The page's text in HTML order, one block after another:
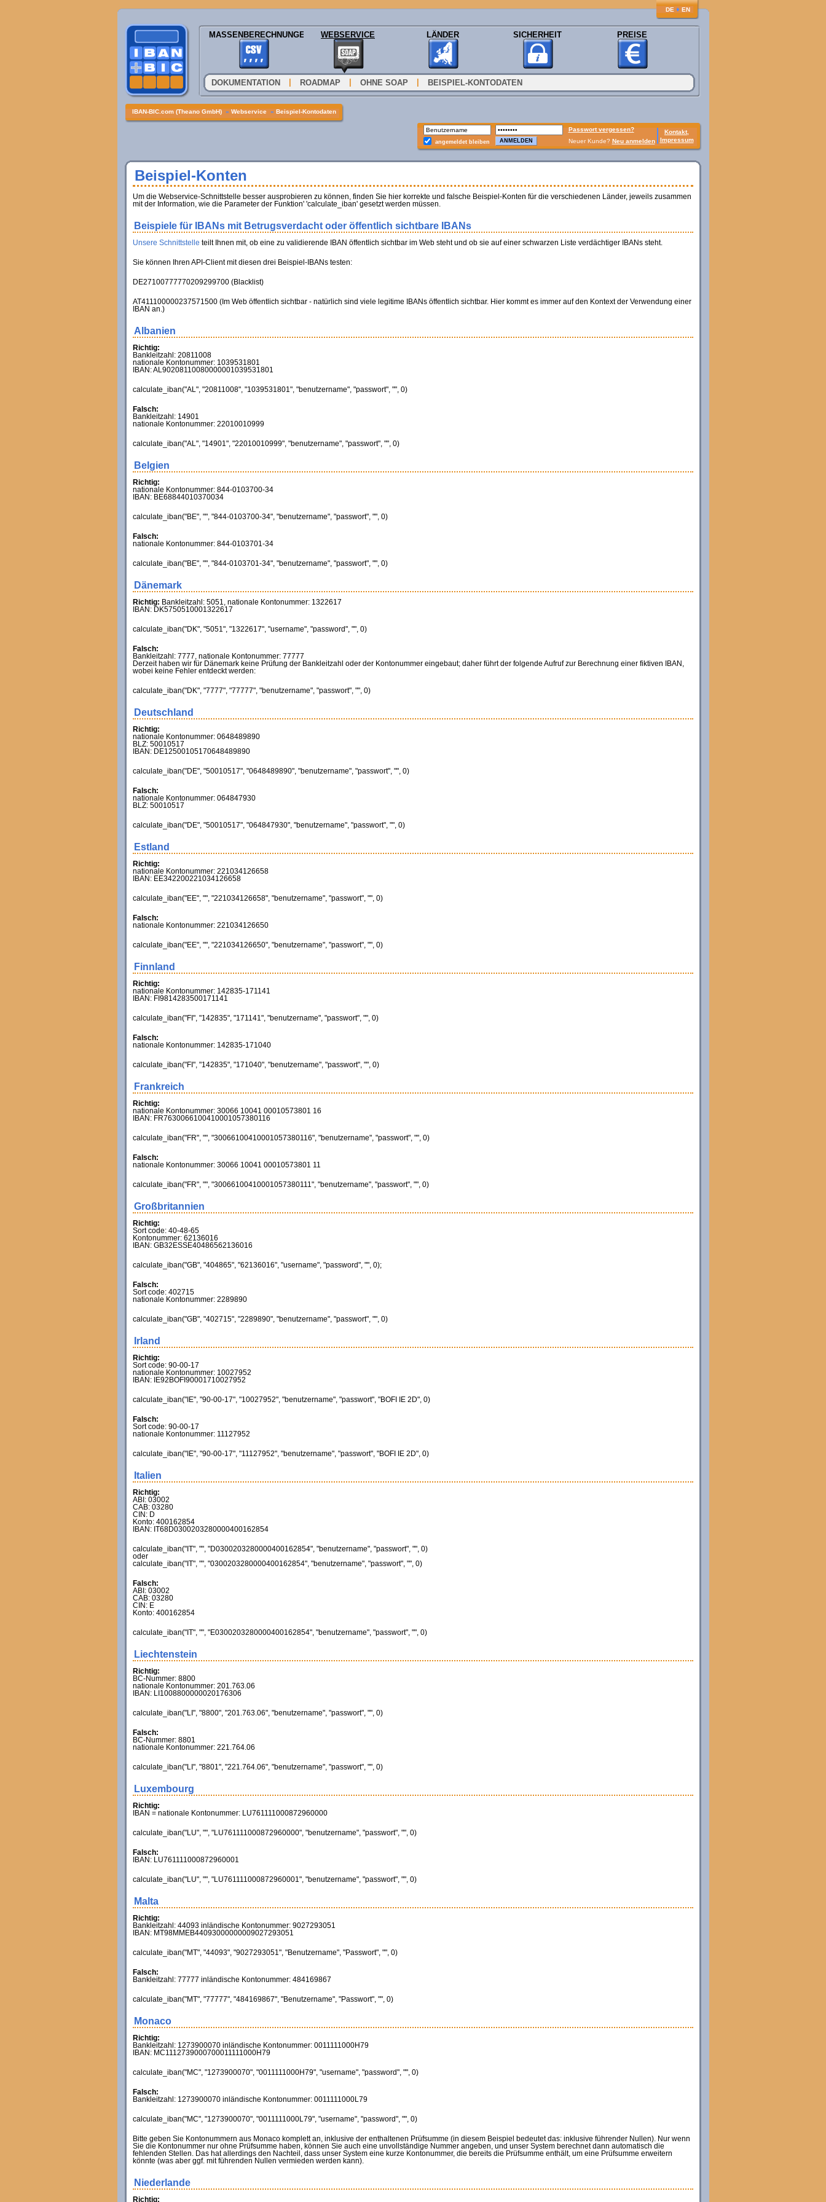
DE ♦ EN
MASSENBERECHNUNGEN WEBSERVICE LÄNDER SICHERHEIT PREISE
DOKUMENTATION ROADMAP OHNE SOAP BEISPIEL-KONTODATEN
IBAN-BIC.com (Theano GmbH) » Webservice » Beispiel-Kontodaten
Passwort vergessen?
Kontakt,
Impressum
angemeldet bleiben Neuer Kunde? Neu anmelden
Beispiel-Konten
Um die Webservice-Schnittstelle besser ausprobieren zu können, finden Sie hier korrekte und falsche Beispiel-Konten für die verschiedenen Länder, jeweils zusammen
mit der Information, wie die Parameter der Funktion' 'calculate_iban' gesetzt werden müssen.
Beispiele für IBANs mit Betrugsverdacht oder öffentlich sichtbare IBANs
Unsere Schnittstelle teilt Ihnen mit, ob eine zu validierende IBAN öffentlich sichtbar im Web steht und ob sie auf einer schwarzen Liste verdächtiger IBANs steht.
Sie können Ihren API-Client mit diesen drei Beispiel-IBANs testen:
DE27100777770209299700 (Blacklist)
AT411100000237571500 (Im Web öffentlich sichtbar - natürlich sind viele legitime IBANs öffentlich sichtbar. Hier kommt es immer auf den Kontext der Verwendung einer
IBAN an.)
Albanien
Richtig:
Bankleitzahl: 20811008
nationale Kontonummer: 1039531801
IBAN: AL90208110080000001039531801
calculate_iban("AL", "20811008", "1039531801", "benutzername", "passwort", "", 0)
Falsch:
Bankleitzahl: 14901
nationale Kontonummer: 22010010999
calculate_iban("AL", "14901", "22010010999", "benutzername", "passwort", "", 0)
Belgien
Richtig:
nationale Kontonummer: 844-0103700-34
IBAN: BE68844010370034
calculate_iban("BE", "", "844-0103700-34", "benutzername", "passwort", "", 0)
Falsch:
nationale Kontonummer: 844-0103701-34
calculate_iban("BE", "", "844-0103701-34", "benutzername", "passwort", "", 0)
Dänemark
Richtig: Bankleitzahl: 5051, nationale Kontonummer: 1322617
IBAN: DK5750510001322617
calculate_iban("DK", "5051", "1322617", "username", "password", "", 0)
Falsch:
Bankleitzahl: 7777, nationale Kontonummer: 77777
Derzeit haben wir für Dänemark keine Prüfung der Bankleitzahl oder der Kontonummer eingebaut; daher führt der folgende Aufruf zur Berechnung einer fiktiven IBAN,
wobei keine Fehler entdeckt werden:
calculate_iban("DK", "7777", "77777", "benutzername", "passwort", "", 0)
Deutschland
Richtig:
nationale Kontonummer: 0648489890
BLZ: 50010517
IBAN: DE12500105170648489890
calculate_iban("DE", "50010517", "0648489890", "benutzername", "passwort", "", 0)
Falsch:
nationale Kontonummer: 064847930
BLZ: 50010517
calculate_iban("DE", "50010517", "064847930", "benutzername", "passwort", "", 0)
Estland
Richtig:
nationale Kontonummer: 221034126658
IBAN: EE342200221034126658
calculate_iban("EE", "", "221034126658", "benutzername", "passwort", "", 0)
Falsch:
nationale Kontonummer: 221034126650
calculate_iban("EE", "", "221034126650", "benutzername", "passwort", "", 0)
Finnland
Richtig:
nationale Kontonummer: 142835-171141
IBAN: FI9814283500171141
calculate_iban("FI", "142835", "171141", "benutzername", "passwort", "", 0)
Falsch:
nationale Kontonummer: 142835-171040
calculate_iban("FI", "142835", "171040", "benutzername", "passwort", "", 0)
Frankreich
Richtig:
nationale Kontonummer: 30066 10041 00010573801 16
IBAN: FR7630066100410001057380116
calculate_iban("FR", "", "30066100410001057380116", "benutzername", "passwort", "", 0)
Falsch:
nationale Kontonummer: 30066 10041 00010573801 11
calculate_iban("FR", "", "30066100410001057380111", "benutzername", "passwort", "", 0)
Großbritannien
Richtig:
Sort code: 40-48-65
Kontonummer: 62136016
IBAN: GB32ESSE40486562136016
calculate_iban("GB", "404865", "62136016", "username", "password", "", 0);
Falsch:
Sort code: 402715
nationale Kontonummer: 2289890
calculate_iban("GB", "402715", "2289890", "benutzername", "passwort", "", 0)
Irland
Richtig:
Sort code: 90-00-17
nationale Kontonummer: 10027952
IBAN: IE92BOFI90001710027952
calculate_iban("IE", "90-00-17", "10027952", "benutzername", "passwort", "BOFI IE 2D", 0)
Falsch:
Sort code: 90-00-17
nationale Kontonummer: 11127952
calculate_iban("IE", "90-00-17", "11127952", "benutzername", "passwort", "BOFI IE 2D", 0)
Italien
Richtig:
ABI: 03002
CAB: 03280
CIN: D
Konto: 400162854
IBAN: IT68D0300203280000400162854
calculate_iban("IT", "", "D0300203280000400162854", "benutzername", "passwort", "", 0)
oder
calculate_iban("IT", "", "0300203280000400162854", "benutzername", "passwort", "", 0)
Falsch:
ABI: 03002
CAB: 03280
CIN: E
Konto: 400162854
calculate_iban("IT", "", "E0300203280000400162854", "benutzername", "passwort", "", 0)
Liechtenstein
Richtig:
BC-Nummer: 8800
nationale Kontonummer: 201.763.06
IBAN: LI1008800000020176306
calculate_iban("LI", "8800", "201.763.06", "benutzername", "passwort", "", 0)
Falsch:
BC-Nummer: 8801
nationale Kontonummer: 221.764.06
calculate_iban("LI", "8801", "221.764.06", "benutzername", "passwort", "", 0)
Luxembourg
Richtig:
IBAN = nationale Kontonummer: LU761111000872960000
calculate_iban("LU", "", "LU761111000872960000", "benutzername", "passwort", "", 0)
Falsch:
IBAN: LU761111000872960001
calculate_iban("LU", "", "LU761111000872960001", "benutzername", "passwort", "", 0)
Malta
Richtig:
Bankleitzahl: 44093 inländische Kontonummer: 9027293051
IBAN: MT98MMEB44093000000009027293051
calculate_iban("MT", "44093", "9027293051", "Benutzername", "Passwort", "", 0)
Falsch:
Bankleitzahl: 77777 inländische Kontonummer: 484169867
calculate_iban("MT", "77777", "484169867", "Benutzername", "Passwort", "", 0)
Monaco
Richtig:
Bankleitzahl: 1273900070 inländische Kontonummer: 0011111000H79
IBAN: MC1112739000700011111000H79
calculate_iban("MC", "1273900070", "0011111000H79", "username", "password", "", 0)
Falsch:
Bankleitzahl: 1273900070 inländische Kontonummer: 0011111000L79
calculate_iban("MC", "1273900070", "0011111000L79", "username", "password", "", 0)
Bitte geben Sie Kontonummern aus Monaco komplett an, inklusive der enthaltenen Prüfsumme (in diesem Beispiel bedeutet das: inklusive führender Nullen). Nur wenn
Sie die Kontonummer nur ohne Prüfsumme haben, können Sie auch eine unvollständige Nummer angeben, und unser System berechnet dann automatisch die
fehlenden Stellen. Das hat allerdings den Nachteil, dass unser System eine kurze Kontonummer, die bereits die Prüfsumme enthält, um eine Prüfsumme erweitern
könnte (was aber ggf. mit führenden Nullen vermieden werden kann).
Niederlande
Richtig: